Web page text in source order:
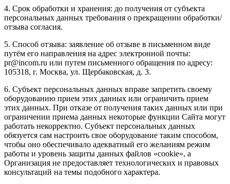
4. Срок обработки и хранения: до получения от субъекта
персональных данных требования о прекращении обработки/
отзыва согласия.
5. Способ отзыва: заявление об отзыве в письменном виде
путём его направления на адрес электронной почты:
pr@incom.ru или путем письменного обращения по адресу:
105318, г. Москва, ул. Щербаковская, д. 3.
6. Субъект персональных данных вправе запретить своему
оборудованию прием этих данных или ограничить прием
этих данных. При отказе от получения таких данных или при
ограничении приема данных некоторые функции Сайта могут
работать некорректно. Субъект персональных данных
обязуется сам настроить свое оборудование таким способом,
чтобы оно обеспечивало адекватный его желаниям режим
работы и уровень защиты данных файлов «cookie», а
Организация не предоставляет технологических и правовых
консультаций на темы подобного характера.